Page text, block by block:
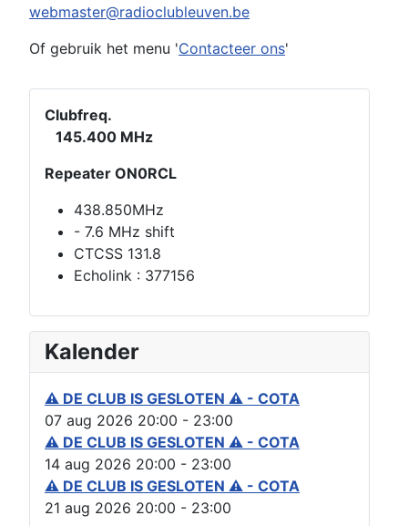
Clubfreq.
145.400 MHz
Repeater ON0RCL
438.850MHz
- 7.6 MHz shift
CTCSS 131.8
Echolink : 377156
Kalender
⚠ DE CLUB IS GESLOTEN ⚠ - COTA
07 aug 2026 20:00 - 23:00
⚠ DE CLUB IS GESLOTEN ⚠ - COTA
14 aug 2026 20:00 - 23:00
⚠ DE CLUB IS GESLOTEN ⚠ - COTA
21 aug 2026 20:00 - 23:00
webmaster@radioclubleuven.be
Of gebruik het menu 'Contacteer ons'